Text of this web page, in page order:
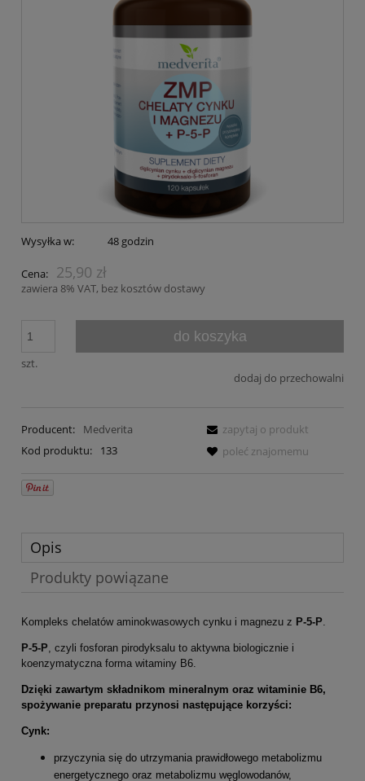
Wysyłka w: 48 godzin
Cena: 25,90 zł
zawiera 8% VAT, bez kosztów dostawy
szt.
do koszyka
dodaj do przechowalni
Producent:
Medverita
Kod produktu:
133
zapytaj o produkt
poleć znajomemu
Opis
Produkty powiązane
Kompleks chelatów aminokwasowych cynku i magnezu z P-5-P.
P-5-P, czyli fosforan pirodyksalu to aktywna biologicznie i
koenzymatyczna forma witaminy B6.
Dzięki zawartym składnikom mineralnym oraz witaminie B6,
spożywanie preparatu przynosi następujące korzyści:
Cynk:
przyczynia się do utrzymania prawidłowego metabolizmu
energetycznego oraz metabolizmu węglowodanów,